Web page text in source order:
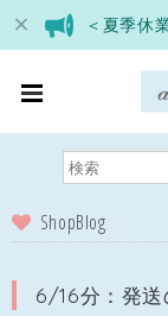
＜夏季休
ShopBlog
6/16分：発